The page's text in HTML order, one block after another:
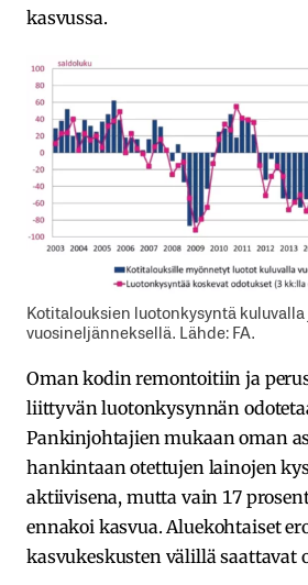
kasvussa.
Kotitalouksien luotonkysyntä
vuosineljänneksellä. Lähde: FA.
Oman kodin remontoitiin ja
liittyvän luotonkysynnän
Pankinjohtajien mukaan oman
hankintaan otettujen lainojen
aktiivisena, mutta vain 17
ennakoi kasvua. Aluekohtaiset
kasvukeskusten välillä saattavat